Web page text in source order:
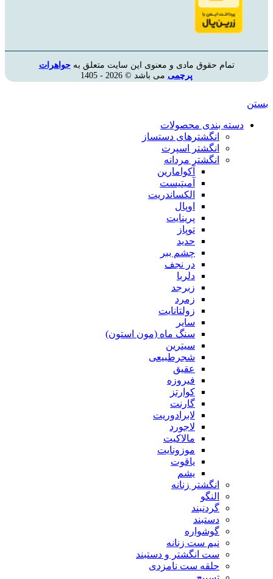
تمام حقوق مادی و معنوی این سایت متعلق بهجواهرات
پرچمی می باشد © 2026 - 1405
بستن
دسته بندی محصولات
انگشترهای دستساز
انگشتر اسپرت
انگشتر مردانه
آکوامارین
آمیتیست
الکساندریت
اوپال
پرینایت
توپاز
حدید
چشم ببر
در نجف
دلربا
زبرجد
زمرد
زولتانایت
سایر
سنگ ماه (مون استون)
سیترین
شجرطبیعی
عقیق
فیروزه
کوارتز
گارنت
لابرادوریت
لاجورد
مالاکیت
موزونایت
یاقوت
یشم
انگشتر زنانه
النگو
گردنبند
دستبند
گوشواره
نیم ست زنانه
ست انگشتر و دستبند
حلقه ست نامزدی